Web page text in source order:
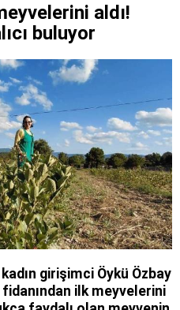
aldı!
buluyor
girişimci Öykü Özbay
ilk meyvelerini